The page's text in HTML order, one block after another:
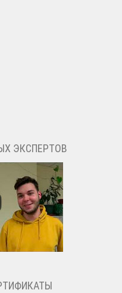
ЭКСПЕРТОВ